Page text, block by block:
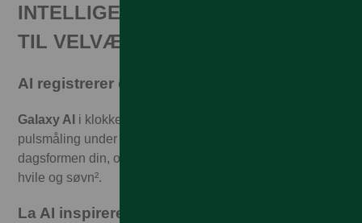
INTELLIGENTE AI-FUNKSJONER
TIL VELVÆRE
AI registrerer dagsformen
Galaxy AI i klokken analyserer sensorenes kontinuerlige
pulsmåling under søvn og i våken tid. Klokken viser
dagsformen din, og du får en personlig plan for trening,
hvile og søvn².
La AI inspirere deg